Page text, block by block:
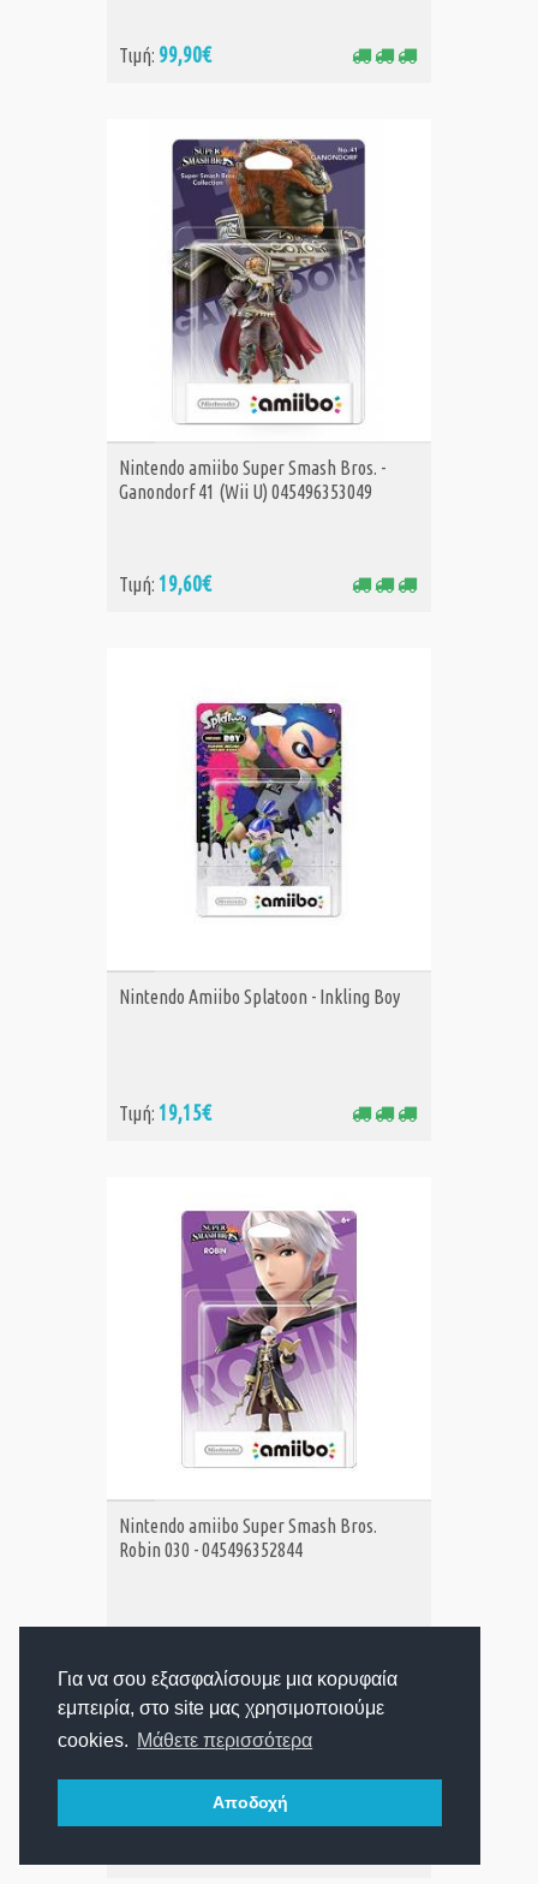
Για να σου εξασφαλίσουμε μια κορυφαία
εμπειρία, στο site μας χρησιμοποιούμε
cookies. Μάθετε περισσότερα
Αποδοχή
Τιμή: 99,90€
ΑΓΟΡΑ
Nintendo amiibo Super Smash Bros. -
Ganondorf 41 (Wii U) 045496353049
Τιμή: 19,60€
ΑΓΟΡΑ
Nintendo Amiibo Splatoon - Inkling Boy
Τιμή: 19,15€
ΑΓΟΡΑ
Nintendo amiibo Super Smash Bros.
Robin 030 - 045496352844
Προβολή:
2